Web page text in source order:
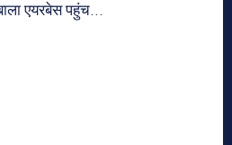
एयरबेस पहुंच...